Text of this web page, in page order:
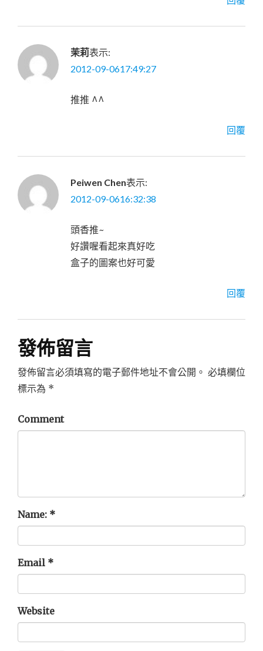
茉莉表示:
2012-09-0617:49:27
推推 ^^
回覆
Peiwen Chen表示:
2012-09-0616:32:38
頭香推~
好讚喔看起來真好吃
盒子的圖案也好可愛
回覆
發佈留言
發佈留言必須填寫的電子郵件地址不會公開。 必填欄位
標示為 *
Comment
Name: *
Email *
Website